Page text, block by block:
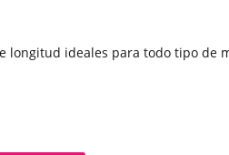
longitud ideales para todo tipo de